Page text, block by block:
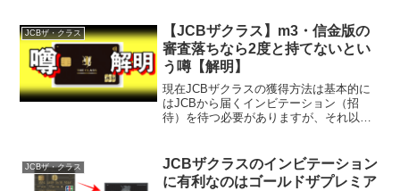
もいるようです。僕の場合は年会費の支
払い...
JCBザ・クラス
【JCBザクラス】m3・信金版の
審査落ちなら2度と持てないとい
う噂【解明】
現在JCBザクラスの獲得方法は基本的に
はJCBから届くインビテーション（招
待）を待つ必要がありますが、それ以外
m3.comという医療従事者専用サイトから
の申し込み 信用...
JCBザ・クラス
JCBザクラスのインビテーション
に有利なのはゴールドザプレミア